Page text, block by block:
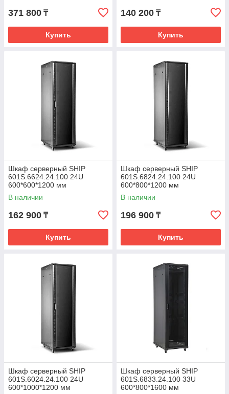
371 800 ₸
Купить
140 200 ₸
Купить
Шкаф серверный SHIP
601S.6624.24.100 24U
600*600*1200 мм
В наличии
162 900 ₸
Купить
Шкаф серверный SHIP
601S.6824.24.100 24U
600*800*1200 мм
В наличии
196 900 ₸
Купить
Шкаф серверный SHIP
601S.6024.24.100 24U
600*1000*1200 мм
Шкаф серверный SHIP
601S.6833.24.100 33U
600*800*1600 мм